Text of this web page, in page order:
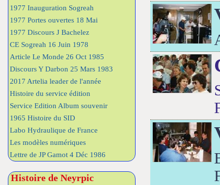
1977 Inauguration Sogreah
1977 Portes ouvertes 18 Mai
1977 Discours J Bachelez
CE Sogreah 16 Juin 1978
Article Le Monde 26 Oct 1985
Discours Y Darbon 25 Mars 1983
2017 Artelia leader de l'année
Histoire du service édition
Service Edition Album souvenir
1965 Histoire du SID
Labo Hydraulique de France
Les modèles numériques
Lettre de JP Gamot 4 Déc 1986
Histoire de Neyrpic